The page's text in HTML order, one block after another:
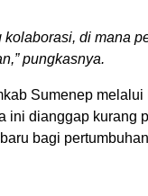
kolaborasi, di mana
pungkasnya.
Sumenep
ini dianggap kurang
bagi